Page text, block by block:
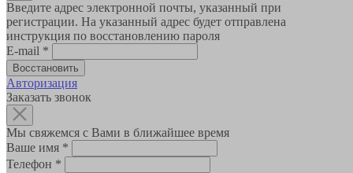
Введите адрес электронной почты, указанный при
регистрации. На указанный адрес будет отправлена
инструкция по восстановлению пароля
E-mail *
Авторизация
Заказать звонок
Мы свяжемся с Вами в ближайшее время
Ваше имя *
Телефон *